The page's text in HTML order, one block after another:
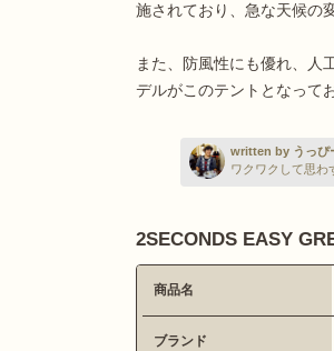
施されており、急な天候の
また、防風性にも優れ、人
デルがこのテントとなって
written by うっぴ
ワクワクして思わ
2SECONDS EASY
商品名
ブランド